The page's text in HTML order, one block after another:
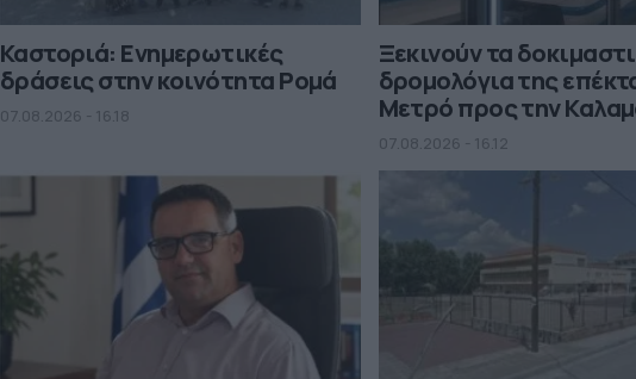
Καστοριά: Ενημερωτικές
δράσεις στην κοινότητα Ρομά
07.08.2026 - 16.18
Ξεκινούν τα
δρομολόγια της
Μετρό προς την
07.08.2026 - 16.12